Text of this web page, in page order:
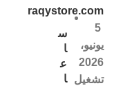
raqystore.com
5
يونيو،
2026
تشغيل
س
ا
ع
ا